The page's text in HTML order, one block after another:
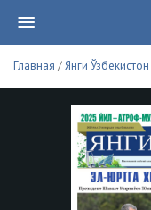
Главная /Янги Ўзбекистон